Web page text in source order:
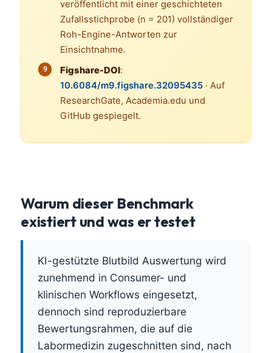
veröffentlicht mit einer geschichteten
Zufallsstichprobe (n = 201) vollständiger
Roh-Engine-Antworten zur
Einsichtnahme.
Figshare-DOI:
10.6084/m9.figshare.32095435 · Auf
ResearchGate, Academia.edu und
GitHub gespiegelt.
Warum dieser Benchmark
existiert und was er testet
KI-gestützte Blutbild Auswertung wird
zunehmend in Consumer- und
klinischen Workflows eingesetzt,
dennoch sind reproduzierbare
Bewertungsrahmen, die auf die
Labormedizin zugeschnitten sind, nach